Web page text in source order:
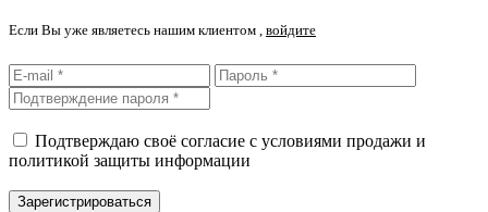
Если Вы уже являетесь нашим клиентом , войдите
Подтверждаю своё согласие с условиями продажи и
политикой защиты информации
Зарегистрироваться